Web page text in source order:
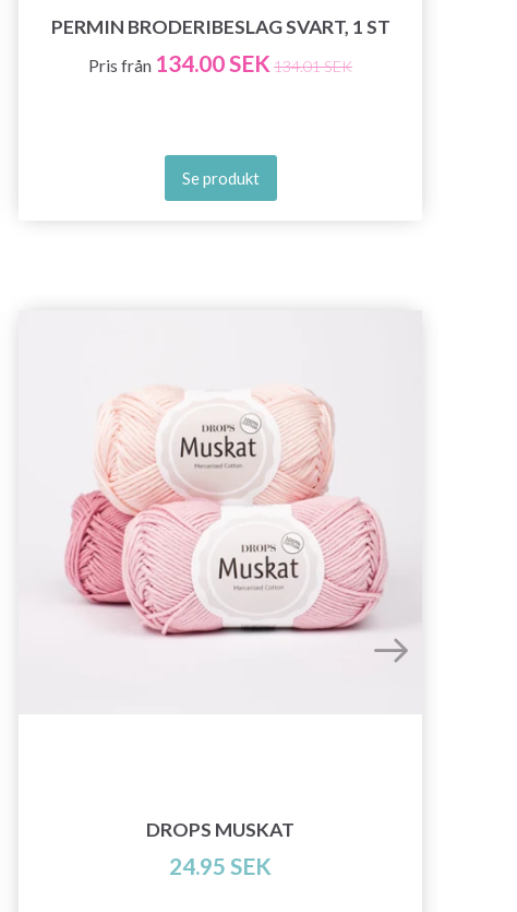
PERMIN BRODERIBESLAG SVART, 1 ST
Pris från 134.00 SEK 134.01 SEK
Se produkt
DROPS MUSKAT
24.95 SEK